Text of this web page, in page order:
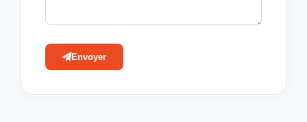
Envoyer